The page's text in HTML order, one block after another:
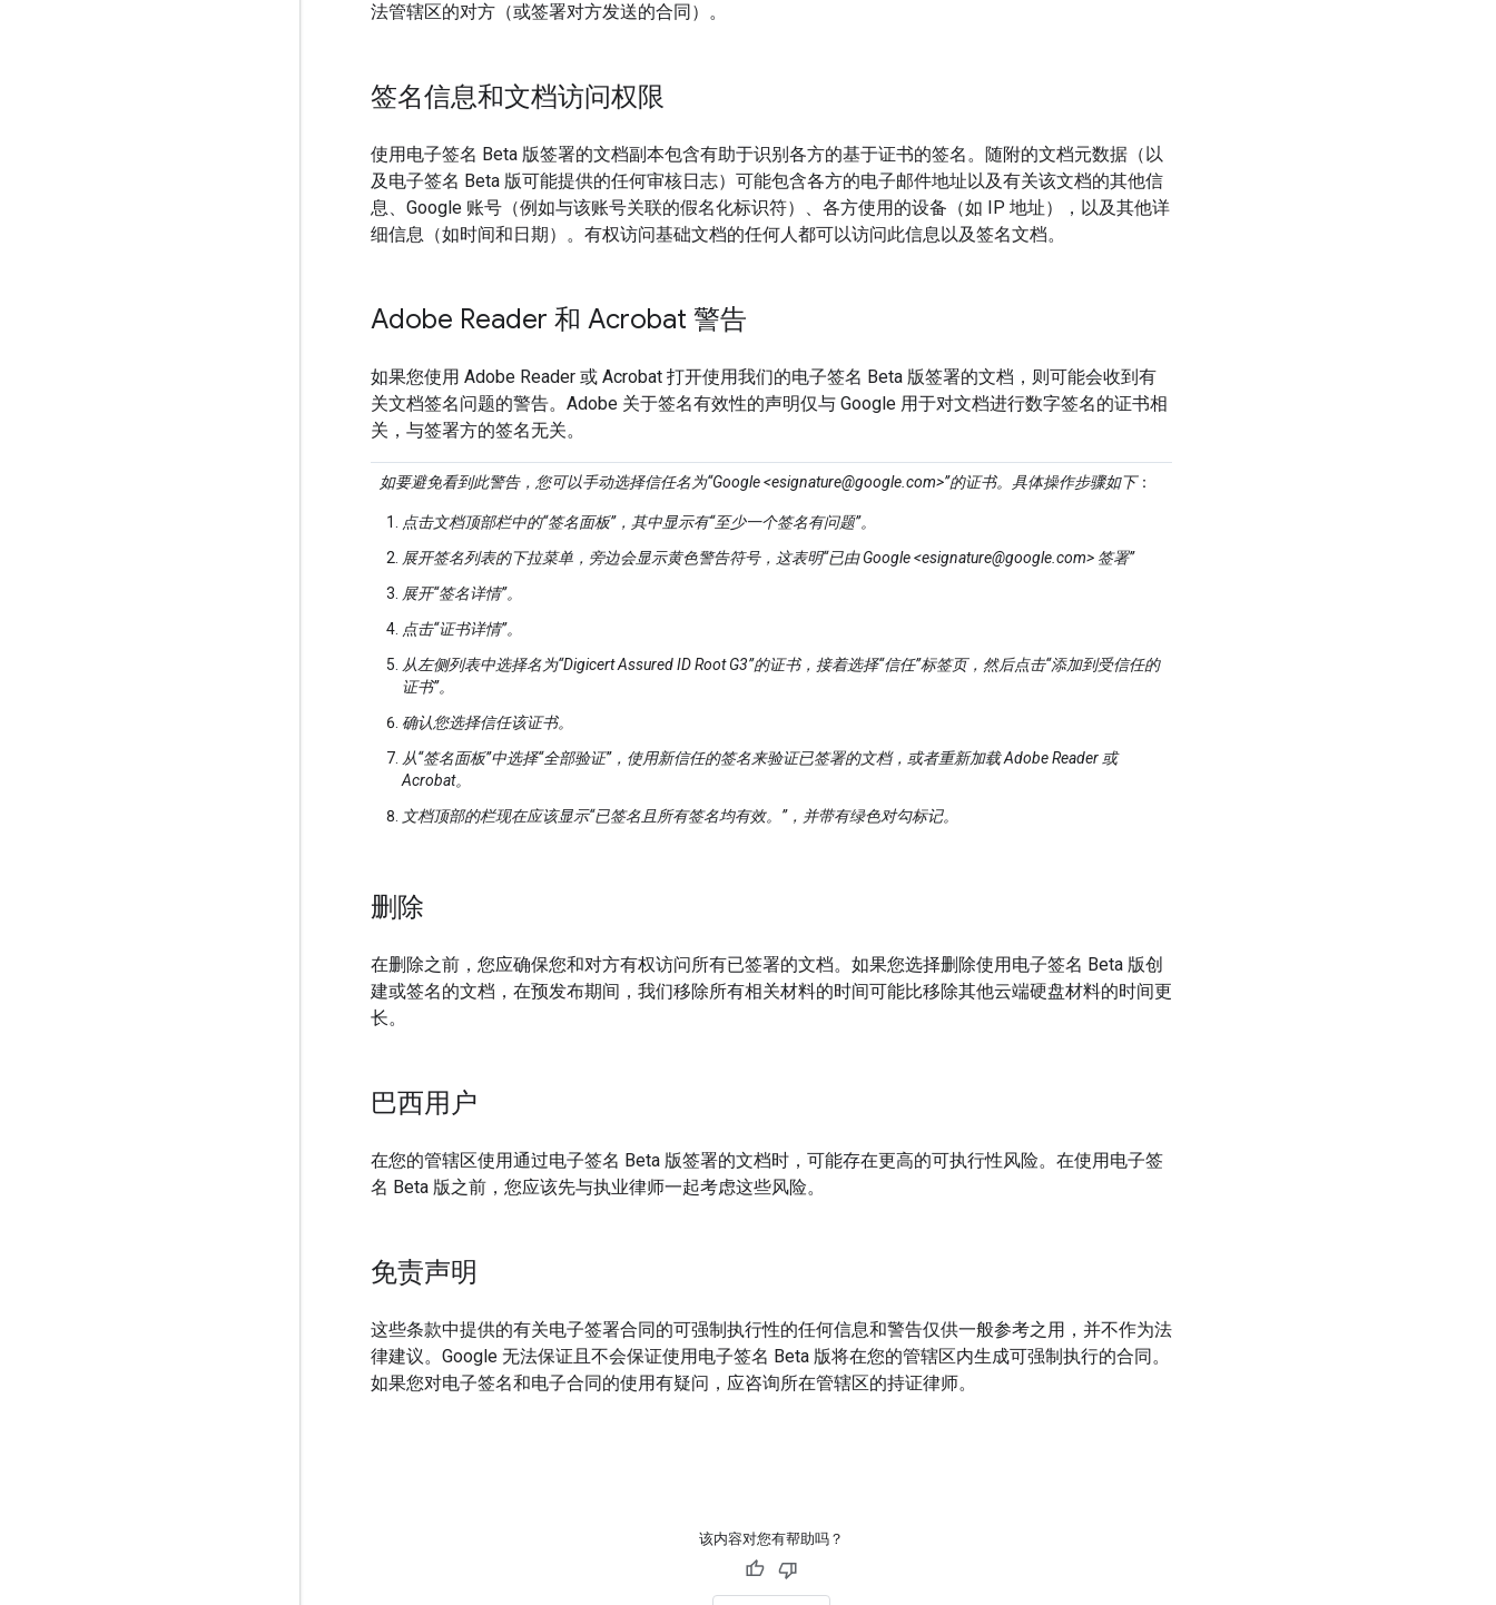
法管辖区的对方（或签署对方发送的合同）。
签名信息和文档访问权限
使用电子签名 Beta 版签署的文档副本包含有助于识别各方的基于证书的签名。随附的文档元数据（以
及电子签名 Beta 版可能提供的任何审核日志）可能包含各方的电子邮件地址以及有关该文档的其他信
息、Google 账号（例如与该账号关联的假名化标识符）、各方使用的设备（如 IP 地址），以及其他详
细信息（如时间和日期）。有权访问基础文档的任何人都可以访问此信息以及签名文档。
Adobe Reader 和 Acrobat 警告
如果您使用 Adobe Reader 或 Acrobat 打开使用我们的电子签名 Beta 版签署的文档，则可能会收到有
关文档签名问题的警告。Adobe 关于签名有效性的声明仅与 Google 用于对文档进行数字签名的证书相
关，与签署方的签名无关。
如要避免看到此警告，您可以手动选择信任名为“Google <esignature@google.com>”的证书。具体操作步骤如下：
点击文档顶部栏中的“签名面板”，其中显示有“至少一个签名有问题”。
展开签名列表的下拉菜单，旁边会显示黄色警告符号，这表明“已由 Google <esignature@google.com> 签署”
展开“签名详情”。
点击“证书详情”。
从左侧列表中选择名为“Digicert Assured ID Root G3”的证书，接着选择“信任”标签页，然后点击“添加到受信任的
证书”。
确认您选择信任该证书。
从“签名面板”中选择“全部验证”，使用新信任的签名来验证已签署的文档，或者重新加载 Adobe Reader 或
Acrobat。
文档顶部的栏现在应该显示“已签名且所有签名均有效。”，并带有绿色对勾标记。
删除
在删除之前，您应确保您和对方有权访问所有已签署的文档。如果您选择删除使用电子签名 Beta 版创
建或签名的文档，在预发布期间，我们移除所有相关材料的时间可能比移除其他云端硬盘材料的时间更
长。
巴西用户
在您的管辖区使用通过电子签名 Beta 版签署的文档时，可能存在更高的可执行性风险。在使用电子签
名 Beta 版之前，您应该先与执业律师一起考虑这些风险。
免责声明
这些条款中提供的有关电子签署合同的可强制执行性的任何信息和警告仅供一般参考之用，并不作为法
律建议。Google 无法保证且不会保证使用电子签名 Beta 版将在您的管辖区内生成可强制执行的合同。
如果您对电子签名和电子合同的使用有疑问，应咨询所在管辖区的持证律师。
该内容对您有帮助吗？